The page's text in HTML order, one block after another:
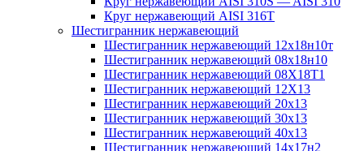
Круг нержавеющий AISI 316T
Шестигранник нержавеющий
Шестигранник нержавеющий 12х18н10т
Шестигранник нержавеющий 08х18н10
Шестигранник нержавеющий 08Х18Т1
Шестигранник нержавеющий 12Х13
Шестигранник нержавеющий 20х13
Шестигранник нержавеющий 30х13
Шестигранник нержавеющий 40х13
Шестигранник нержавеющий 14х17н2